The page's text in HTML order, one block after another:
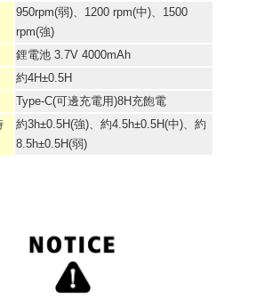
950rpm(弱)、1200 rpm(中)、1500
rpm(強)
鋰電池 3.7V 4000mAh
約4H±0.5H
Type-C(可邊充電用)8H充飽電
約3h±0.5H(強)、約4.5h±0.5H(中)、約
8.5h±0.5H(弱)